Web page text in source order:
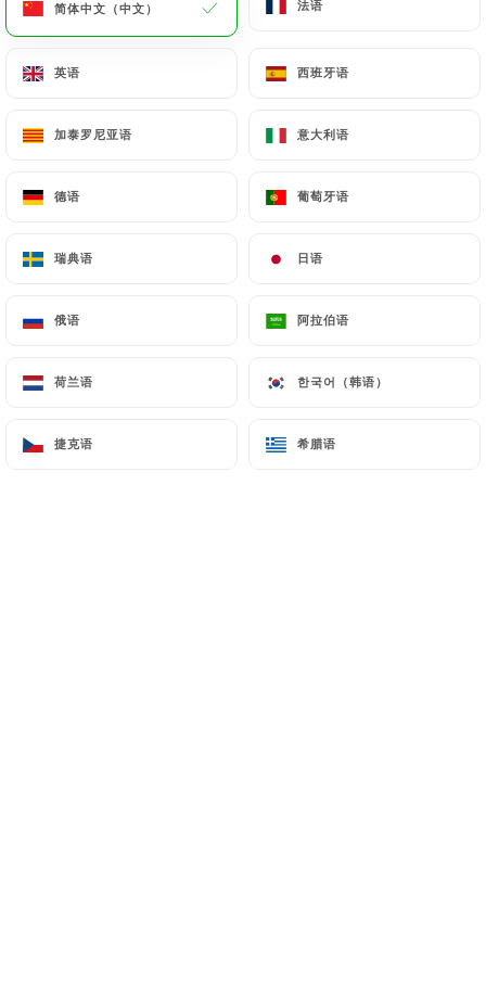
菜单
简体中文（中文） 法语
英语 西班牙语
加泰罗尼亚语 意大利语
德语 葡萄牙语
瑞典语 日语
俄语 阿拉伯语
荷兰语 한국어（韩语）
捷克语 希腊语
主页/联系人
联系人
L'Ami.e
简体中文（中文） 法语
英语 西班牙语
加泰罗尼亚语 意大利语
德语 葡萄牙语
瑞典语 日语
俄语 阿拉伯语
荷兰语 한국어（韩语）
捷克语 希腊语